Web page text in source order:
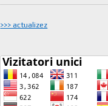
>>> actualizez